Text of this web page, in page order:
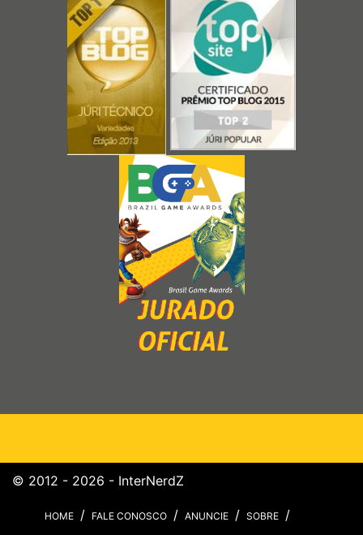
© 2012 - 2026 - InterNerdZ
HOME FALE CONOSCO ANUNCIE SOBRE